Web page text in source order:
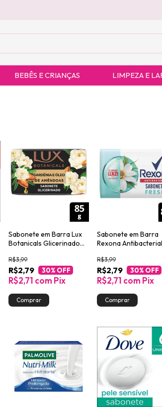
BEBÊS E CRIANÇAS LIMPEZA E
Sabonete em Barra Lux
Botanicals Glicerinado
Amêndoas 85g
R$2,79
R$3,99
30% OFF
R$2,71 com Pix
Sabonete em Barra
Rexona
R$2,79
R$3,99
30% OFF
R$2,71 com Pix